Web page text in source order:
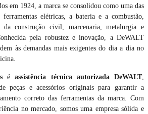
em 1924, a marca se consolidou como uma das
elétricas, a bateria e a combustão,
da construção civil, marcenaria, metalurgia e
pela robustez e inovação, a DeWALT
às demandas mais exigentes do dia a dia no
éassistência técnica autorizada DeWALT,
peças e acessórios originais para garantir a
correto das ferramentas da marca. Com
no mercado, somos uma empresa sólida e